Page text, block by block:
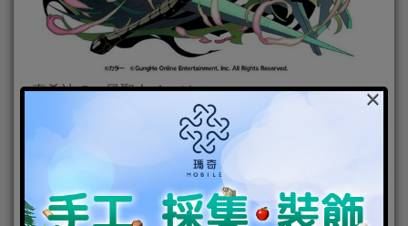
真希波 Cos 風聖人イージス ×